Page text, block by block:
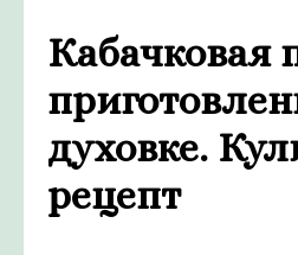
Кабачковая
духовке.
рецепт